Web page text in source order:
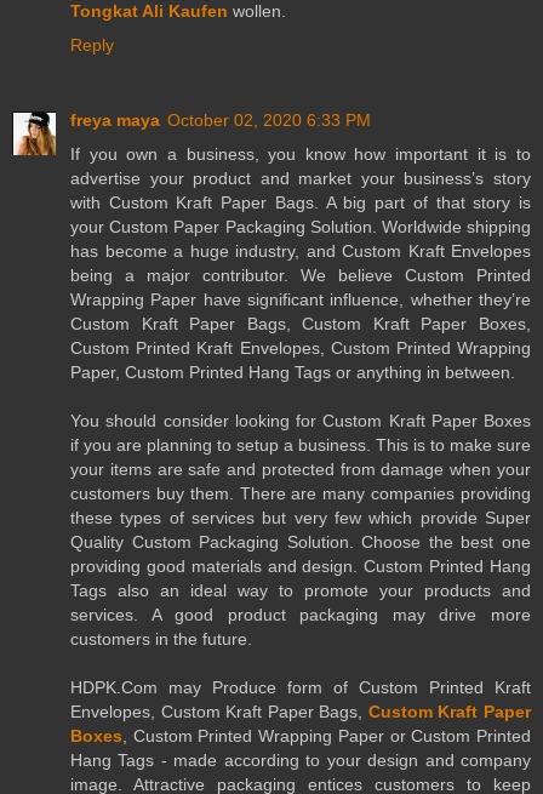
Tongkat Ali Kaufen wollen.
Reply
freya maya October 02, 2020 6:33 PM
If you own a business, you know how important it is to
advertise your product and market your business’s story
with Custom Kraft Paper Bags. A big part of that story is
your Custom Paper Packaging Solution. Worldwide shipping
has become a huge industry, and Custom Kraft Envelopes
being a major contributor. We believe Custom Printed
Wrapping Paper have significant influence, whether they’re
Custom Kraft Paper Bags, Custom Kraft Paper Boxes,
Custom Printed Kraft Envelopes, Custom Printed Wrapping
Paper, Custom Printed Hang Tags or anything in between.
You should consider looking for Custom Kraft Paper Boxes
if you are planning to setup a business. This is to make sure
your items are safe and protected from damage when your
customers buy them. There are many companies providing
these types of services but very few which provide Super
Quality Custom Packaging Solution. Choose the best one
providing good materials and design. Custom Printed Hang
Tags also an ideal way to promote your products and
services. A good product packaging may drive more
customers in the future.
HDPK.Com may Produce form of Custom Printed Kraft
Envelopes, Custom Kraft Paper Bags, Custom Kraft Paper
Boxes , Custom Printed Wrapping Paper or Custom Printed
Hang Tags - made according to your design and company
image. Attractive packaging entices customers to keep